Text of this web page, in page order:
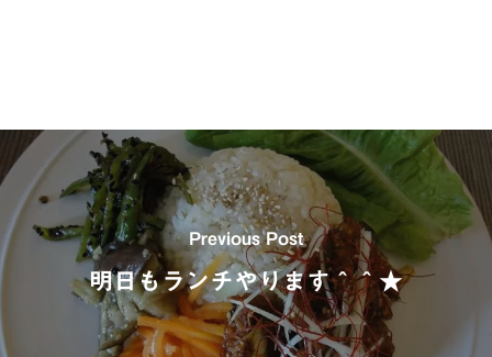
Previous Post
明日もランチやります＾＾★